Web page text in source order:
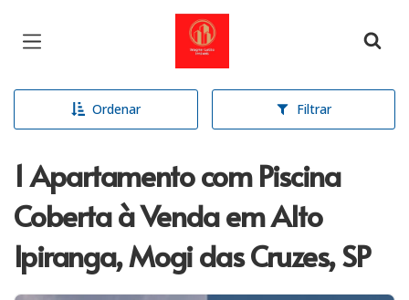
Página inicial
Ordenar Filtrar
1 Apartamento com Piscina
Coberta à Venda em Alto
Ipiranga, Mogi das Cruzes, SP